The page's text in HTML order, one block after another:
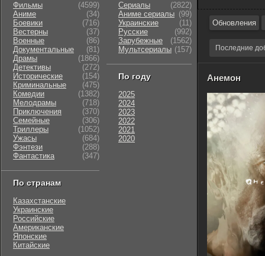
Обновления
Последние
Анемон
Фильмы
(4599)
Аниме
(34)
Боевики
(716)
Вестерны
(37)
Военные
(86)
Документальные
(81)
Драмы
(1866)
Детективы
(272)
Исторические
(154)
Криминальные
(475)
Комедии
(1382)
Мелодрамы
(718)
Приключения
(370)
Семейные
(306)
Триллеры
(1052)
Ужасы
(684)
Фэнтези
(288)
Фантастика
(347)
По странам
Казахстанские
Украинские
Российские
Американские
Японские
Китайские
Сериалы
(2822)
Аниме сериалы (99)
Украинские
(11)
Русские
(992)
Зарубежные
(1562)
Мультсериалы (157)
По году
2025
2024
2023
2022
2021
2020